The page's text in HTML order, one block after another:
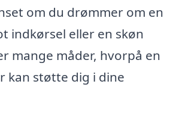
om du drømmer om en
indkørsel eller en skøn
mange måder, hvorpå en
kan støtte dig i dine